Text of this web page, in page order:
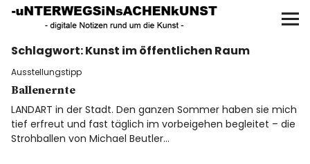
UNTERWEGS IN SACHEN
KUNST
Start
AKTUELLE AUSSTELLUNGEN
KUNSTSPAZIERGÄNGE
Schlagwort:Kunst im öffentlichen Raum
Ausstellungstipp
Ballenernte
LANDART in der Stadt. Den ganzen Sommer haben sie mich
tief erfreut und fast täglich im vorbeigehen begleitet – die
Strohballen von Michael Beutler…